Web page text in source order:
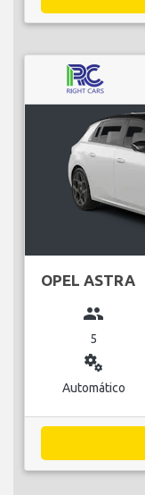
OPEL ASTRA
group
5
miscellaneous_services
Automático